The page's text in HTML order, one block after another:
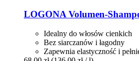
LOGONA Volumen-​
Idealny do włosów cienkich
Bez siarczanów i łagodny
Zapewnia elastyczność i